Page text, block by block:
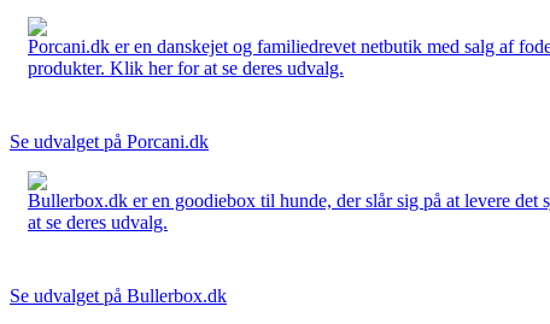
Porcani.dk er en danskejet og familiedrevet netbutik med salg af
produkter. Klik her for at se deres udvalg.
Se udvalget på Porcani.dk
Bullerbox.dk er en goodiebox til hunde, der slår sig på at levere
at se deres udvalg.
Se udvalget på Bullerbox.dk